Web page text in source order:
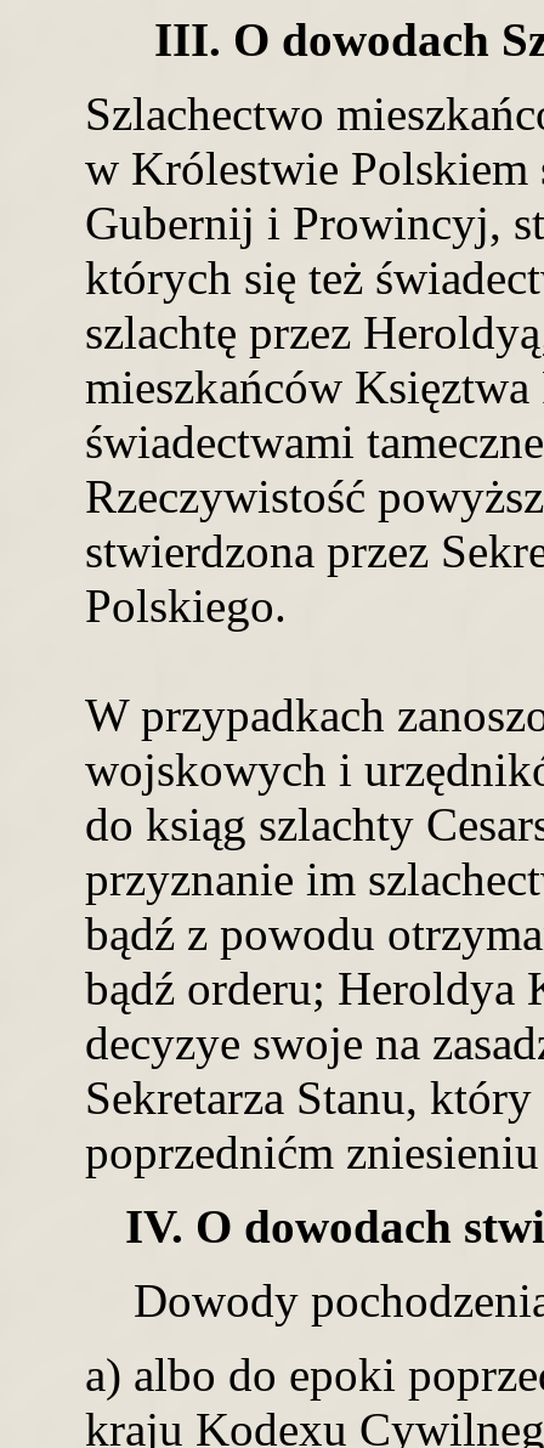
III. O dowodach
Szlachectwo
w Królestwie
Gubernij i Prowincyj,
których się też
szlachtę przez
mieszkańców
świadectwami
Rzeczywistość
stwierdzona przez
Polskiego.
W przypadkach
wojskowych i
do ksiąg szlachty
przyznanie im
bądź z powodu
bądź orderu; Heroldya
decyzye swoje na
Sekretarza Stanu,
poprzednićm
IV. O dowodach
Dowody
a) albo do epoki
kraju Kodexu